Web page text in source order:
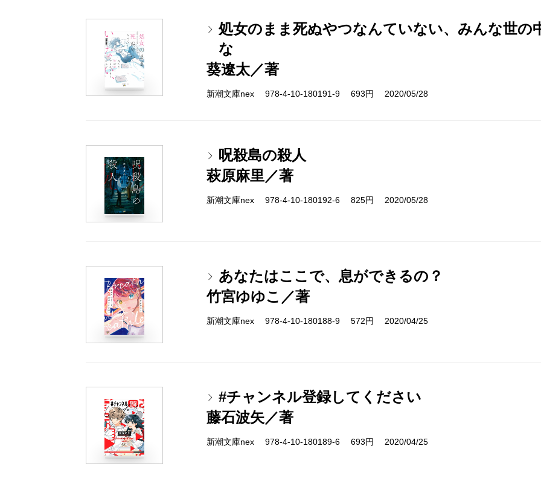
処女のまま死ぬやつなんていない、みんな世の
な
葵遼太／著
新潮文庫nex 978-4-10-180191-9 693円 2020/05/28
呪殺島の殺人
萩原麻里／著
新潮文庫nex 978-4-10-180192-6 825円 2020/05/28
あなたはここで、息ができるの？
竹宮ゆゆこ／著
新潮文庫nex 978-4-10-180188-9 572円 2020/04/25
#チャンネル登録してください
藤石波矢／著
新潮文庫nex 978-4-10-180189-6 693円 2020/04/25